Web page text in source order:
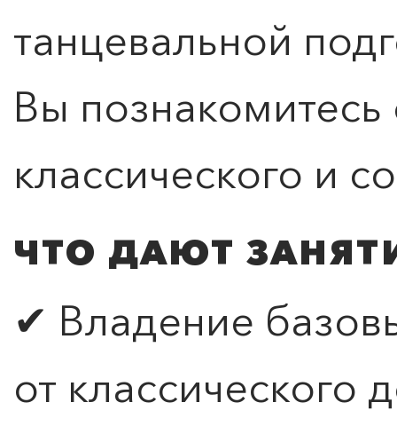
танцевальной
Вы
классического и
ЧТО ДАЮТ
✔ Владение
от классического